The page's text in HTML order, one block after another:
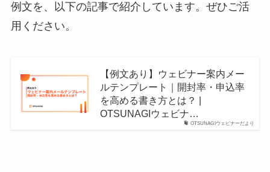
例文を、以下の記事で紹介しています。ぜひご活
用ください。
OTSUNAGIウェビナーだより
【例文あり】ウェビナー案内メー
ルテンプレート｜開封率・申込率
を高める書き方とは？ |
OTSUNAGIウェビナ…